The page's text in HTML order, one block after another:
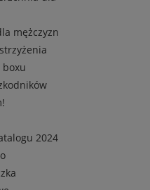
mężczyzn
boxu
2024